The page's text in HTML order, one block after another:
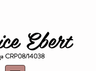
Ebert
CRP08/14038